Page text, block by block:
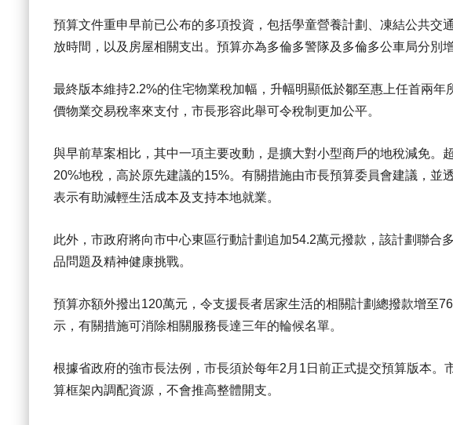
預算文件重申早前已公布的多項投資，包括學童營養計劃、凍結公共交
放時間，以及房屋相關支出。預算亦為多倫多警隊及多倫多公車局分別
最終版本維持2.2%的住宅物業稅加幅，升幅明顯低於鄒至惠上任首兩
價物業交易稅率來支付，市長形容此舉可令稅制更加公平。
與早前草案相比，其中一項主要改動，是擴大對小型商戶的地稅減免。
20%地稅，高於原先建議的15%。有關措施由市長預算委員會建議，並
表示有助減輕生活成本及支持本地就業。
此外，市政府將向市中心東區行動計劃追加54.2萬元撥款，該計劃聯合
品問題及精神健康挑戰。
預算亦額外撥出120萬元，令支援長者居家生活的相關計劃總撥款增至
示，有關措施可消除相關服務長達三年的輪候名單。
根據省政府的強市長法例，市長須於每年2月1日前正式提交預算版本。
算框架內調配資源，不會推高整體開支。